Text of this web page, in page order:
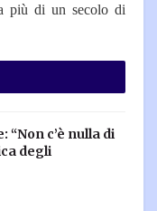
più di un secolo di
“Non c’è nulla di
degli